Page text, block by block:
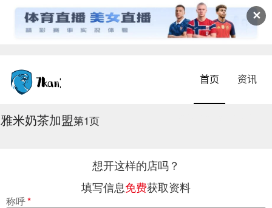
✕
首页 资讯
雅米奶茶加盟第1页
想开这样的店吗？
填写信息免费获取资料
称呼*